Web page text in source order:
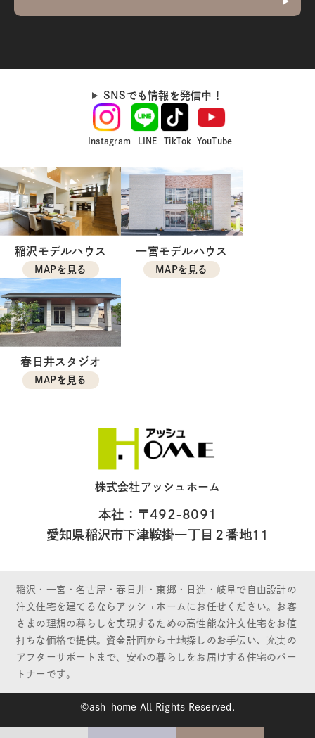
SNSでも情報を発信中！
Instagram LINE TikTok YouTube
稲沢モデルハウス
MAPを見る
一宮モデルハウス
MAPを見る
春日井スタジオ
MAPを見る
株式会社アッシュホーム
本社：〒492-8091
愛知県稲沢市下津鞍掛一丁目２番地11
稲沢・一宮・名古屋・春日井・東郷・日進・岐阜で自由設計の
注文住宅を建てるならアッシュホームにお任せください。お客
さまの理想の暮らしを実現するための高性能な注文住宅をお値
打ちな価格で提供。資金計画から土地探しのお手伝い、充実の
アフターサポートまで、安心の暮らしをお届けする住宅のパー
トナーです。
©ash-home All Rights Reserved.